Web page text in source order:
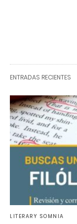
ENTRADAS RECIENTES
LITERARY SOMNIA